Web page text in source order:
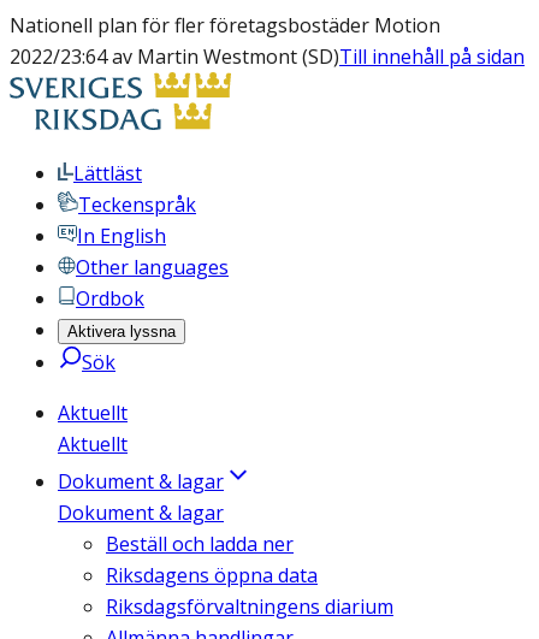
Nationell plan för fler företagsbostäder Motion
2022/23:64 av Martin Westmont (SD)Till innehåll på sidan
Lättläst
Teckenspråk
In English
Other languages
Ordbok
Aktivera lyssna
Sök
Aktuellt
Aktuellt
Dokument & lagar
Dokument & lagar
Beställ och ladda ner
Riksdagens öppna data
Riksdagsförvaltningens diarium